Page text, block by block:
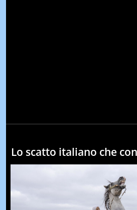
Lo scatto italiano che